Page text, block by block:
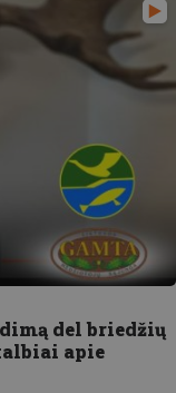
del briedžių
apie